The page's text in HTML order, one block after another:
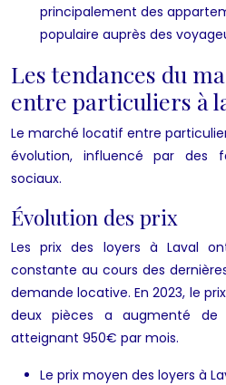
principalement des
populaire auprès des
Les tendances du
entre particuliers à
Le marché locatif entre
évolution, influencé par des
sociaux.
Évolution des prix
Les prix des loyers à Laval
constante au cours des
demande locative. En 2023, le
deux pièces a augmenté de
atteignant 950€ par mois.
Le prix moyen des loyers à